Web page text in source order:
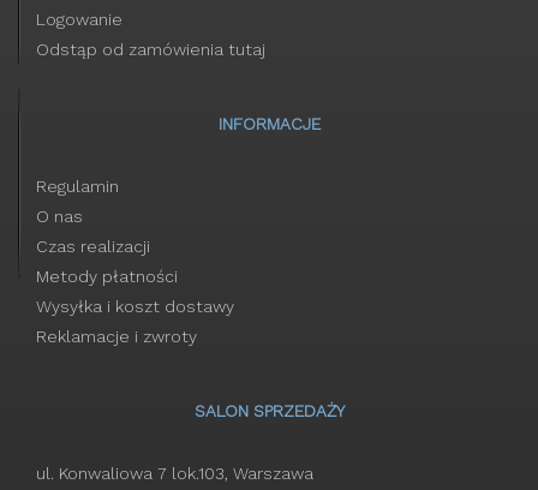
Logowanie
Odstąp od zamówienia tutaj
INFORMACJE
Regulamin
O nas
Czas realizacji
Metody płatności
Wysyłka i koszt dostawy
Reklamacje i zwroty
SALON SPRZEDAŻY
ul. Konwaliowa 7 lok.103, Warszawa